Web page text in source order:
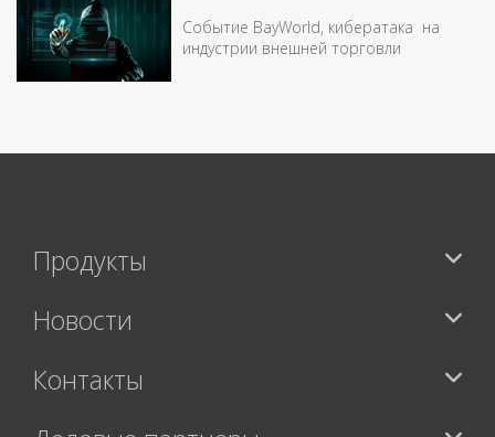
Событие BayWorld, кибератака на
индустрии внешней торговли
Продукты
Новости
Контакты